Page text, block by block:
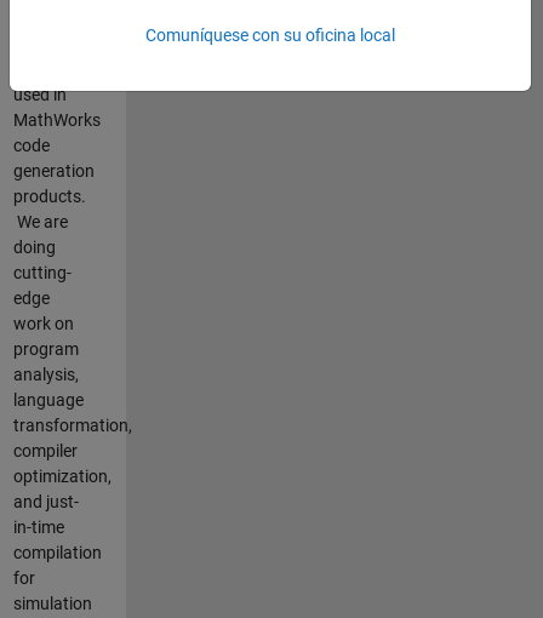
used in
MathWorks
code
generation
products.
We are
doing
cutting-
edge
work on
program
analysis,
language
transformation,
compiler
optimization,
and just-
in-time
compilation
for
simulation
Comuníquese con su oficina local